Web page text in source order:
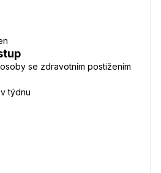
se zdravotním postižením
týdnu